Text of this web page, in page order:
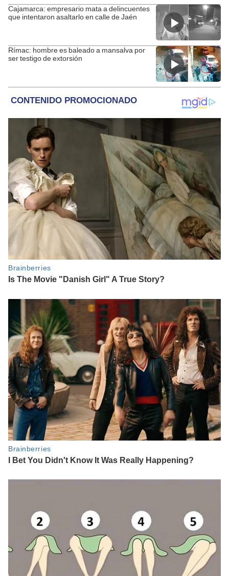
Cajamarca: empresario mata a delincuentes
que intentaron asaltarlo en calle de Jaén
Rímac: hombre es baleado a mansalva por
ser testigo de extorsión